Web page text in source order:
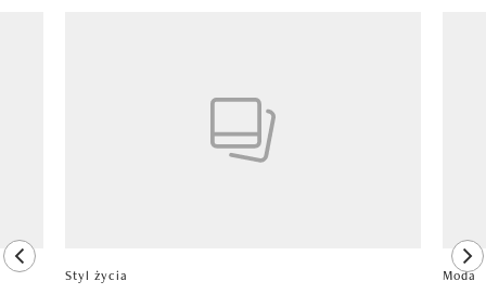
previous element
Styl życia Moda